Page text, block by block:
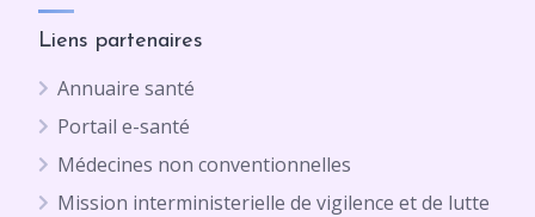
Liens partenaires
Annuaire santé
Portail e-santé
Médecines non conventionnelles
Mission interministerielle de vigilence et de lutte